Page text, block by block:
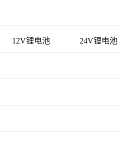
12V锂电池 24V锂电池